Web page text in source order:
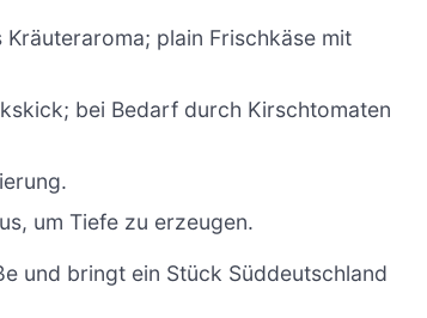
plain Frischkäse mit
bei Bedarf durch Kirschtomaten
um Tiefe zu erzeugen.
und bringt ein Stück Süddeutschland